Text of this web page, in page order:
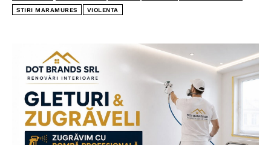
STIRI MARAMURES VIOLENTA